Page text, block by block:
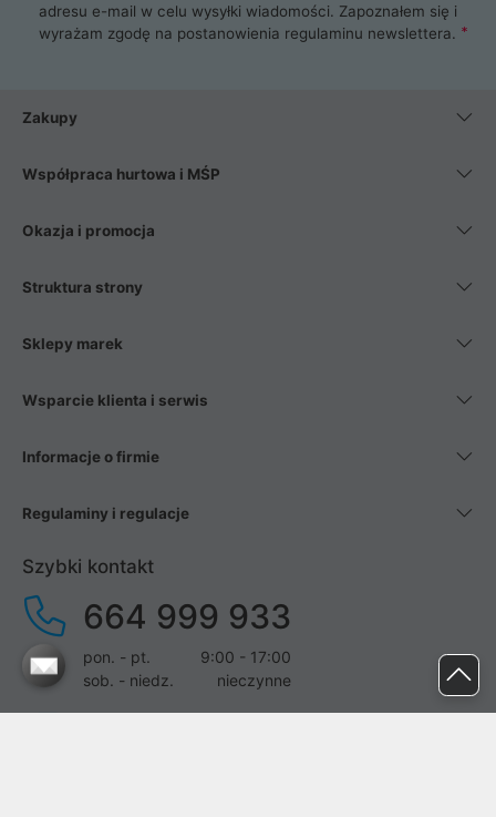
adresu e-mail w celu wysyłki wiadomości. Zapoznałem się i
wyrażam zgodę na postanowienia regulaminu newslettera.
Zakupy
Współpraca hurtowa i MŚP
Okazja i promocja
Struktura strony
Sklepy marek
Wsparcie klienta i serwis
Informacje o firmie
Regulaminy i regulacje
Szybki kontakt
664 999 933
pon. - pt.
9:00 - 17:00
sob. - niedz.
nieczynne